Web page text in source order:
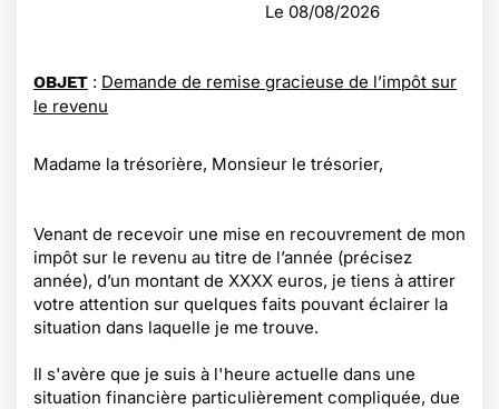
Le 08/08/2026
OBJET : Demande de remise gracieuse de l’impôt sur
le revenu
Madame la trésorière, Monsieur le trésorier,
Venant de recevoir une mise en recouvrement de mon
impôt sur le revenu au titre de l’année (précisez
année), d’un montant de XXXX euros, je tiens à attirer
votre attention sur quelques faits pouvant éclairer la
situation dans laquelle je me trouve.
Il s'avère que je suis à l'heure actuelle dans une
situation financière particulièrement compliquée, due